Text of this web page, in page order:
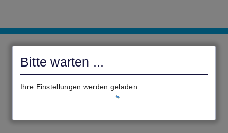
Bitte warten ...
Ihre Einstellungen werden geladen.
Wildungen